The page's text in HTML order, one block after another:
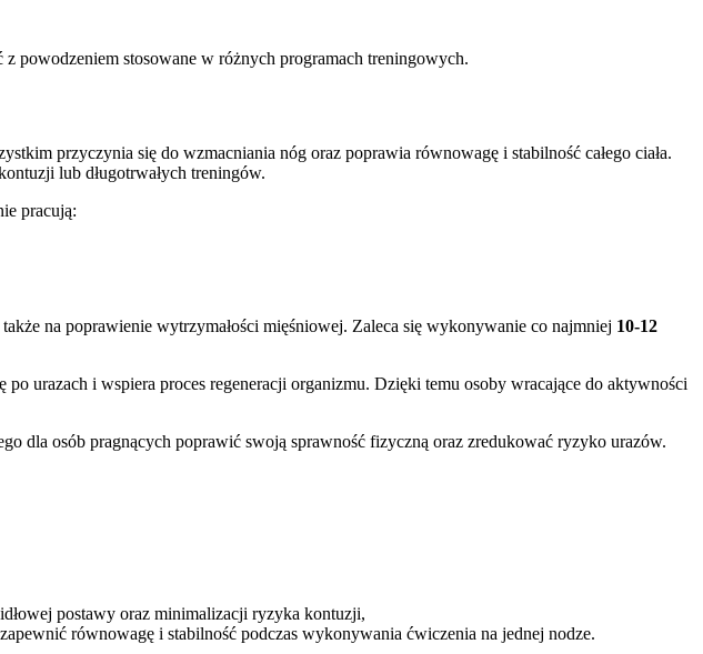
z powodzeniem stosowane w różnych programach treningowych.
przyczynia się do wzmacniania nóg oraz poprawia równowagę i stabilność całego ciała.
lub długotrwałych treningów.
pracują:
na poprawienie wytrzymałości mięśniowej. Zaleca się wykonywanie co najmniej 10-12
po urazach i wspiera proces regeneracji organizmu. Dzięki temu osoby wracające do aktywności
dla osób pragnących poprawić swoją sprawność fizyczną oraz zredukować ryzyko urazów.
postawy oraz minimalizacji ryzyka kontuzji,
równowagę i stabilność podczas wykonywania ćwiczenia na jednej nodze.